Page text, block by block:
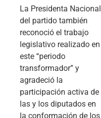
La Presidenta Nacional
del partido también
reconoció el trabajo
legislativo realizado en
este “periodo
transformador” y
agradeció la
participación activa de
las y los diputados en
la conformación de los